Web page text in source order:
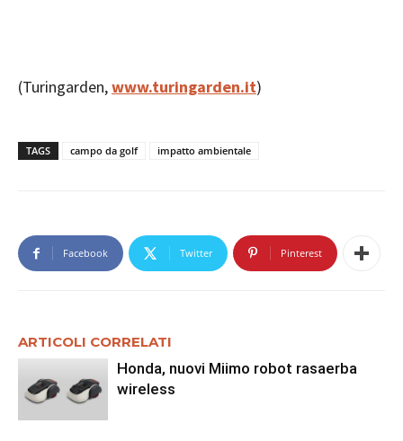
(Turingarden,www.turingarden.it)
TAGS campo da golf impatto ambientale
Facebook Twitter Pinterest
ARTICOLI CORRELATI
Honda, nuovi Miimo robot rasaerba
wireless